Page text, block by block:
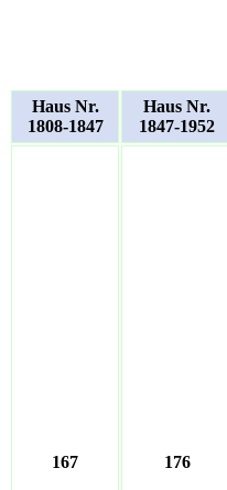
Haus Nr.
1808-1847
Haus Nr.
1847-1952
167 176